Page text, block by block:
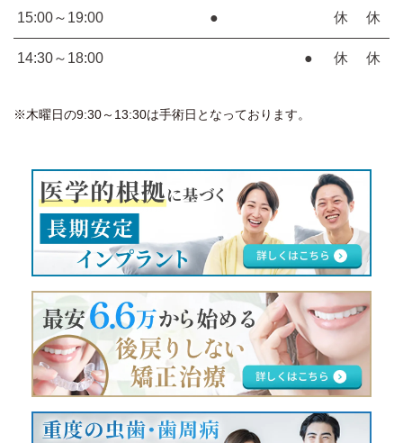
15:00～19:00 ● 休 休
14:30～18:00 ● 休 休
※木曜日の9:30～13:30は手術日となっております。